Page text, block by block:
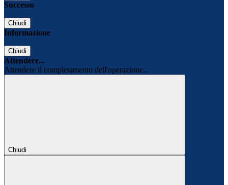
Successo
Chiudi
Informazione
Chiudi
Attendere...
Attendere il completamento dell'operazione...
Chiudi